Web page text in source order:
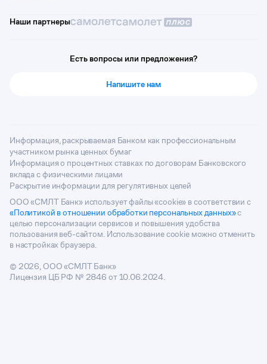
Наши партнеры
Есть вопросы или предложения?
Напишите нам
Информация, раскрываемая Банком как профессиональным
участником рынка ценных бумаг
Информация о процентных ставках по договорам Банковского
вклада с физическими лицами
Раскрытие информации для регулятивных целей
ООО «СМЛТ Банк» использует файлы «cookie» в соответствии с
«Политикой в отношении обработки персональных данных»с
целью персонализации сервисов и повышения удобства
пользования веб-сайтом. Использование cookie можно отменить
в настройках браузера.
© 2026, ООО «СМЛТ Банк»
Лицензия ЦБ РФ № 2846 от 10.06.2024.